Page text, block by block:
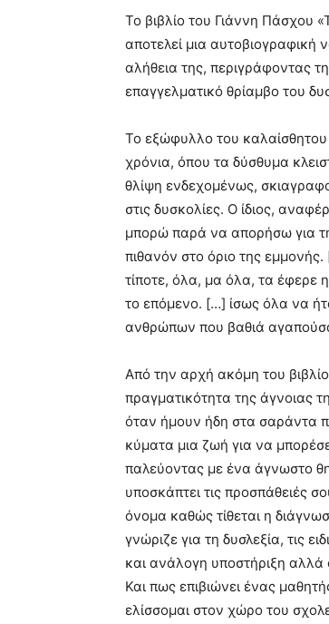
Το βιβλίο του Γιάννη Πάσχου
αποτελεί μια αυτοβιογραφική
αλήθεια της, περιγράφοντας
επαγγελματικό θρίαμβο του
Το εξώφυλλο του καλαίσθητου
χρόνια, όπου τα δύσθυμα
θλίψη ενδεχομένως,
στις δυσκολίες. Ο ίδιος,
μπορώ παρά να απορήσω για
πιθανόν στο όριο της
τίποτε, όλα, μα όλα, τα έφερε
το επόμενο. […] ίσως όλα να
ανθρώπων που βαθιά
Από την αρχή ακόμη του
πραγματικότητα της άγνοιας
όταν ήμουν ήδη στα σαράντα
κύματα μια ζωή για να
παλεύοντας με ένα άγνωστο
υποσκάπτει τις προσπάθειές
όνομα καθώς τίθεται η
γνώριζε για τη δυσλεξία, τις
και ανάλογη υποστήριξη αλλά
Και πως επιβιώνει ένας
ελίσσομαι στον χώρο του